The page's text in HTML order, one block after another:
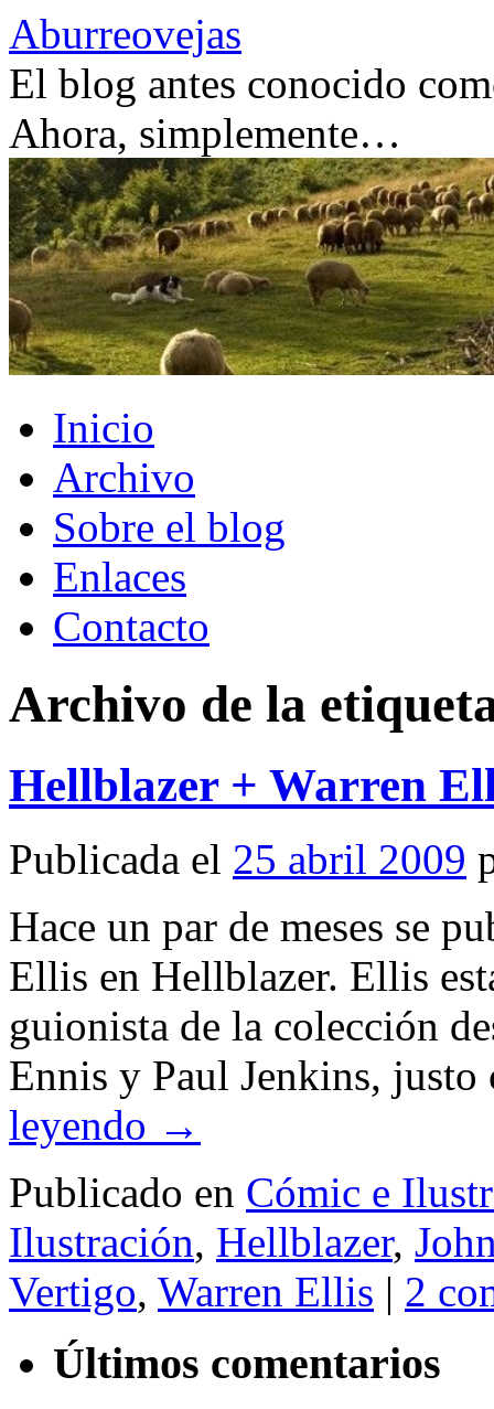
Saltar
al
contenido
Aburreovejas
El blog antes conocido
Ahora, simplemente…
Inicio
Archivo
Sobre el blog
Enlaces
Contacto
Archivo de la
Hellblazer + Warren
Publicada el 25 abril 2009
Hace un par de meses se
Ellis en Hellblazer. Ellis
guionista de la colección
Ennis y Paul Jenkins,
leyendo →
Publicado en Cómic e
Ilustración, Hellblazer,
Vertigo, Warren Ellis | 2
Últimos comentarios